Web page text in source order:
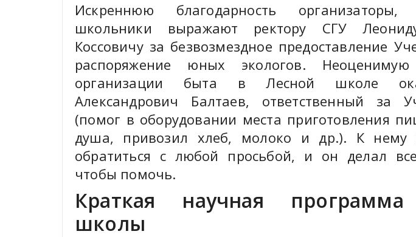
Искреннюю благодарность
школьники выражают ректору СГУ
Коссовичу за безвозмездное предоставление
распоряжение юных экологов.
организации быта в Лесной школе
Александрович Балтаев, ответственный за
(помог в оборудовании места приготовления
душа, привозил хлеб, молоко и др.). К
обратиться с любой просьбой, и он делал
чтобы помочь.
Краткая научная
школы